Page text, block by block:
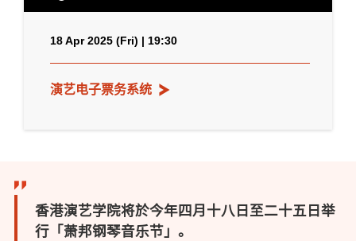
18 Apr 2025 (Fri) | 19:30
演艺电子票务系统
香港演艺学院将於今年四月十八日至二十五日举
行「萧邦钢琴音乐节」。